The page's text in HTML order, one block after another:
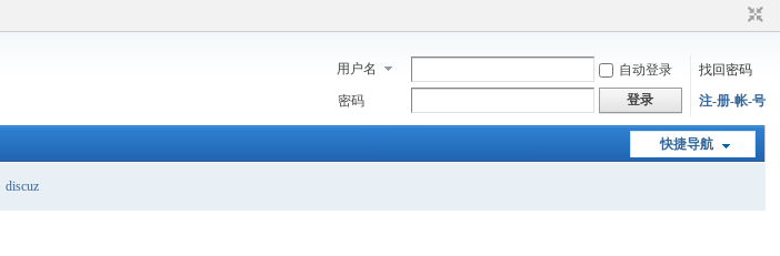
用户名 自动登录
找回密码
密码
登录 注-册-帐-号
快捷导航
discuz